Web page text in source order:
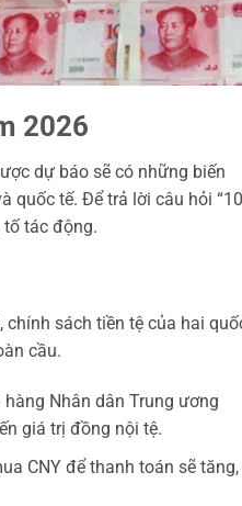
2026
dự báo sẽ có những biến
quốc tế. Để trả lời câu hỏi
tố tác động.
sách tiền tệ của hai
cầu.
Nhân dân Trung ương
giá trị đồng nội tệ.
CNY để thanh toán sẽ